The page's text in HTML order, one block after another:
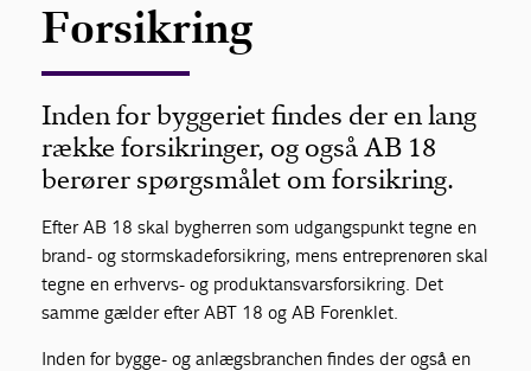
Forsikring
Inden for byggeriet findes der en lang
række forsikringer, og også AB 18
berører spørgsmålet om forsikring.
Efter AB 18 skal bygherren som udgangspunkt tegne en
brand- og stormskadeforsikring, mens entreprenøren skal
tegne en erhvervs- og produktansvarsforsikring. Det
samme gælder efter ABT 18 og AB Forenklet.
Inden for bygge- og anlægsbranchen findes der også en